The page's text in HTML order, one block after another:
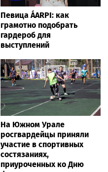
Певица ÁARPI: как
грамотно подобрать
гардероб для
выступлений
На Южном Урале
росгвардейцы приняли
участие в спортивных
состязаниях,
приуроченных ко Дню